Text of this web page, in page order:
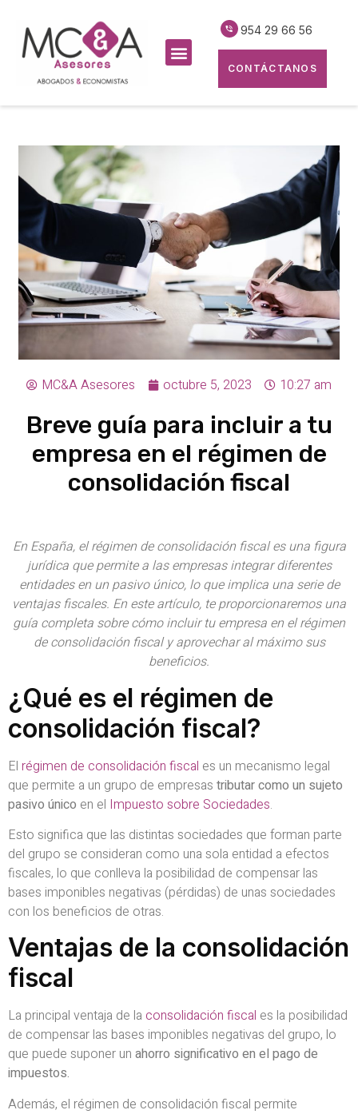
954 29 66 56
CONTÁCTANOS
MC&A Asesores octubre 5, 2023 10:27 am
Breve guía para incluir a tu
empresa en el régimen de
consolidación fiscal
En España, el régimen de consolidación fiscal es una figura
jurídica que permite a las empresas integrar diferentes
entidades en un pasivo único, lo que implica una serie de
ventajas fiscales. En este artículo, te proporcionaremos una
guía completa sobre cómo incluir tu empresa en el régimen
de consolidación fiscal y aprovechar al máximo sus
beneficios.
¿Qué es el régimen de
consolidación fiscal?
El régimen de consolidación fiscal es un mecanismo legal
que permite a un grupo de empresas tributar como un sujeto
pasivo único en el Impuesto sobre Sociedades.
Esto significa que las distintas sociedades que forman parte
del grupo se consideran como una sola entidad a efectos
fiscales, lo que conlleva la posibilidad de compensar las
bases imponibles negativas (pérdidas) de unas sociedades
con los beneficios de otras.
Ventajas de la consolidación
fiscal
La principal ventaja de la consolidación fiscal es la posibilidad
de compensar las bases imponibles negativas del grupo, lo
que puede suponer un ahorro significativo en el pago de
impuestos.
Además, el régimen de consolidación fiscal permite